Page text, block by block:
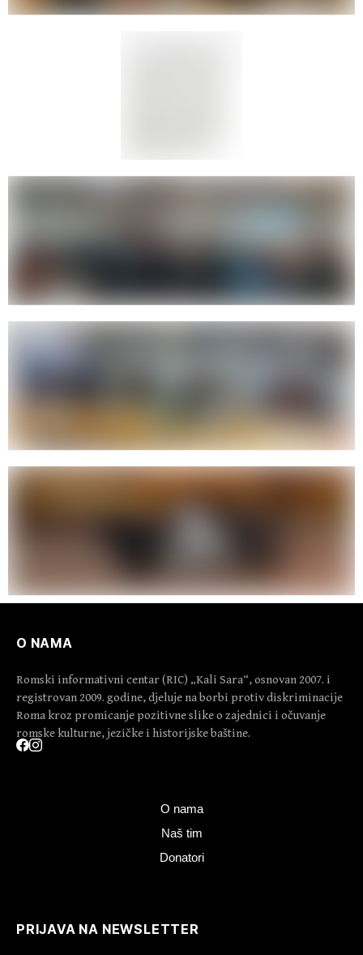
O NAMA
Romski informativni centar (RIC) „Kali Sara“, osnovan 2007. i
registrovan 2009. godine, djeluje na borbi protiv diskriminacije
Roma kroz promicanje pozitivne slike o zajednici i očuvanje
romske kulturne, jezičke i historijske baštine.
O nama
Naš tim
Donatori
PRIJAVA NA NEWSLETTER